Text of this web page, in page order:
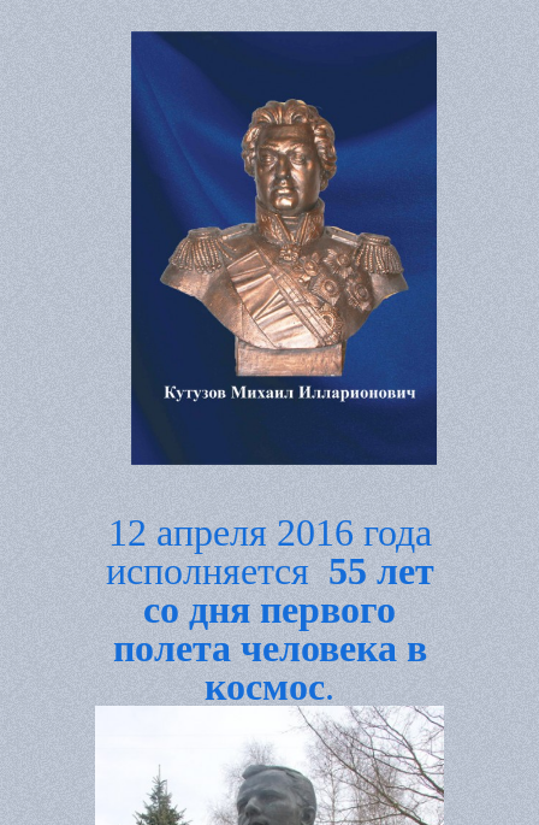
12 апреля 2016 года
исполняется 55 лет
со дня первого
полета человека в
космос.